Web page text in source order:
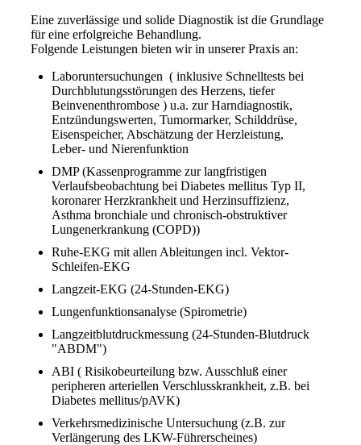
Eine zuverlässige und solide Diagnostik ist die Grundlage
für eine erfolgreiche Behandlung.
Folgende Leistungen bieten wir in unserer Praxis an:
Laboruntersuchungen ( inklusive Schnelltests bei
Durchblutungsstörungen des Herzens, tiefer
Beinvenenthrombose ) u.a. zur Harndiagnostik,
Entzündungswerten, Tumormarker, Schilddrüse,
Eisenspeicher, Abschätzung der Herzleistung,
Leber- und Nierenfunktion
DMP (Kassenprogramme zur langfristigen
Verlaufsbeobachtung bei Diabetes mellitus Typ II,
koronarer Herzkrankheit und Herzinsuffizienz,
Asthma bronchiale und chronisch-obstruktiver
Lungenerkrankung (COPD))
Ruhe-EKG mit allen Ableitungen incl. Vektor-
Schleifen-EKG
Langzeit-EKG (24-Stunden-EKG)
Lungenfunktionsanalyse (Spirometrie)
Langzeitblutdruckmessung (24-Stunden-Blutdruck
"ABDM")
ABI ( Risikobeurteilung bzw. Ausschluß einer
peripheren arteriellen Verschlusskrankheit, z.B. bei
Diabetes mellitus/pAVK)
Verkehrsmedizinische Untersuchung (z.B. zur
Verlängerung des LKW-Führerscheines)